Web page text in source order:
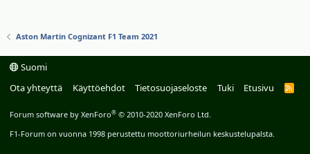
Aston Martin Cognizant F1 Team 2021
Suomi
Ota yhteyttä
Käyttöehdot Tietosuojaseloste Tuki Etusivu
R
Forum software by XenForo® © 2010-2020 XenForo Ltd.
F1-Forum on vuonna 1998 perustettu moottoriurheilun keskustelupalsta.